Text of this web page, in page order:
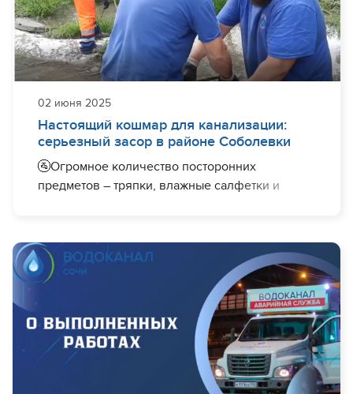
Настоящий кошмар для канализации:
серьезный засор в районе Соболевки
02 июня 2025
🚰Огромное количество посторонних
предметов – тряпки, влажные салфетки и
районе улицы Молодогвардейской и ст "Лысая
гора".
👷‍♂️В настоящее время специалисты
Водоканала проводят работы по очистке
системы посторонних предметов. Работы буду
завершены сегодня. После этого
водоотведение будет осуществляться в